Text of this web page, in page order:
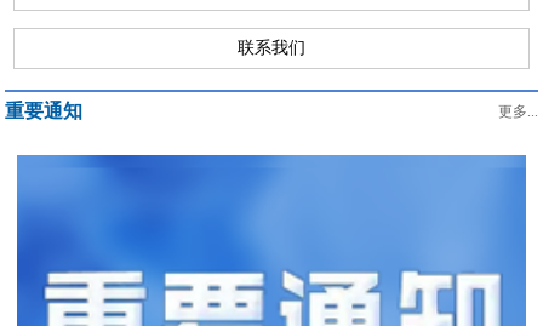
联系我们
重要通知 更多...